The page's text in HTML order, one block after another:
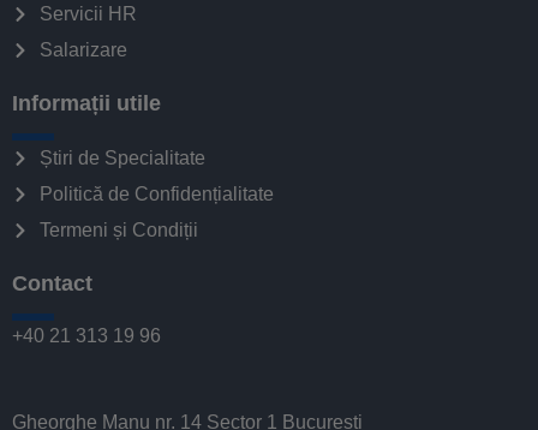
Servicii HR
Salarizare
Informații utile
Știri de Specialitate
Politică de Confidențialitate
Termeni și Condiții
Contact
+40 21 313 19 96
Gheorghe Manu nr. 14 Sector 1 București